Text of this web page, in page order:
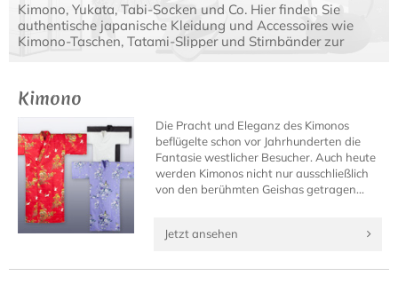
Kimono, Yukata, Tabi-Socken und Co. Hier finden Sie
authentische japanische Kleidung und Accessoires wie
Kimono-Taschen, Tatami-Slipper und Stirnbänder zur
Kimono
Die Pracht und Eleganz des Kimonos
beflügelte schon vor Jahrhunderten die
Fantasie westlicher Besucher. Auch heute
werden Kimonos nicht nur ausschließlich
von den berühmten Geishas getragen...
Jetzt ansehen